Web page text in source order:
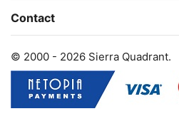
Contact
© 2000 - 2026 Sierra Quadrant.